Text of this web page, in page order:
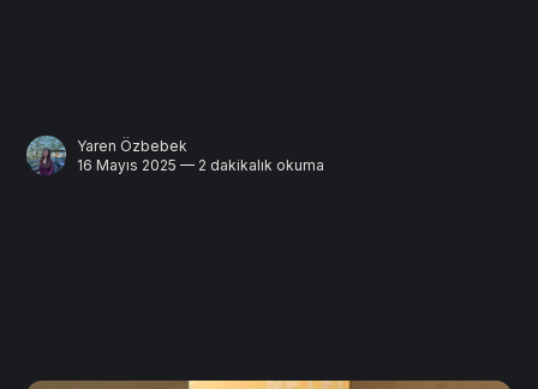
Yaren Özbebek
16 Mayıs 2025 — 2 dakikalık okuma